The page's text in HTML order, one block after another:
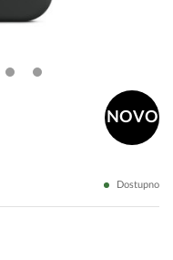
NOVO
Dostupno